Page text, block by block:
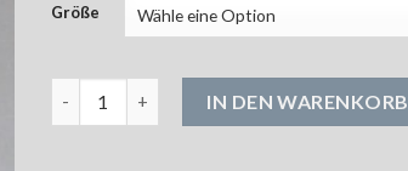
Größe
IN DEN WARENKORB